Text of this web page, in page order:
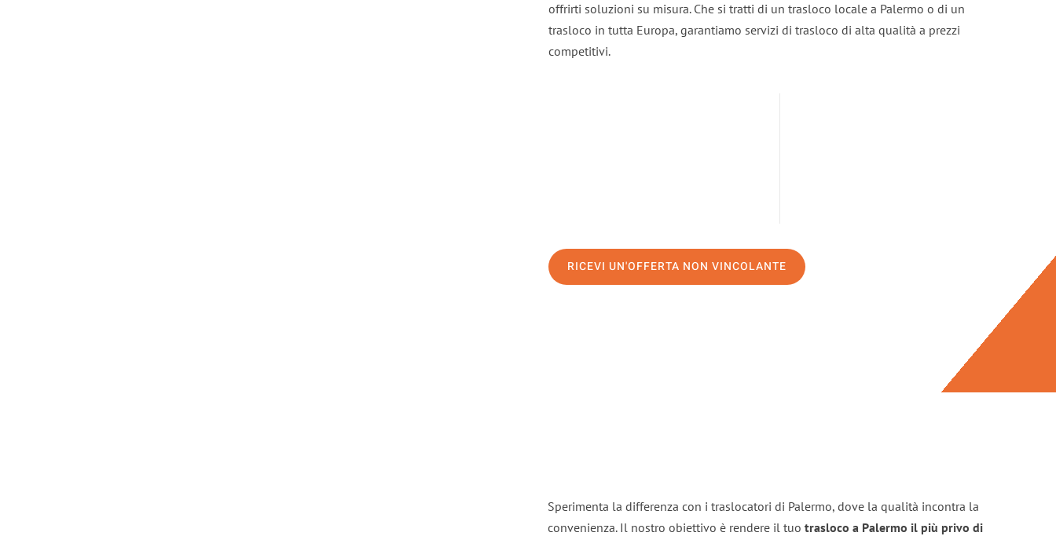
offrirti soluzioni su misura. Che si tratti di un trasloco locale a Palermo o di un
trasloco in tutta Europa, garantiamo servizi di trasloco di alta qualità a prezzi
competitivi.
RICEVI UN'OFFERTA NON VINCOLANTE
Sperimenta la differenza con i traslocatori di Palermo, dove la qualità incontra la
convenienza. Il nostro obiettivo è rendere il tuo trasloco a Palermo il più privo di